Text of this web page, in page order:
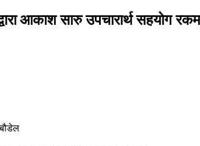
आकाश सारु उपचारार्थ सहयोग